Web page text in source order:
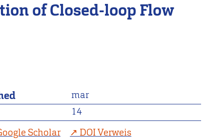
Head
of Closed-loop Flow
mar
14
Scholar
DOI Verweis